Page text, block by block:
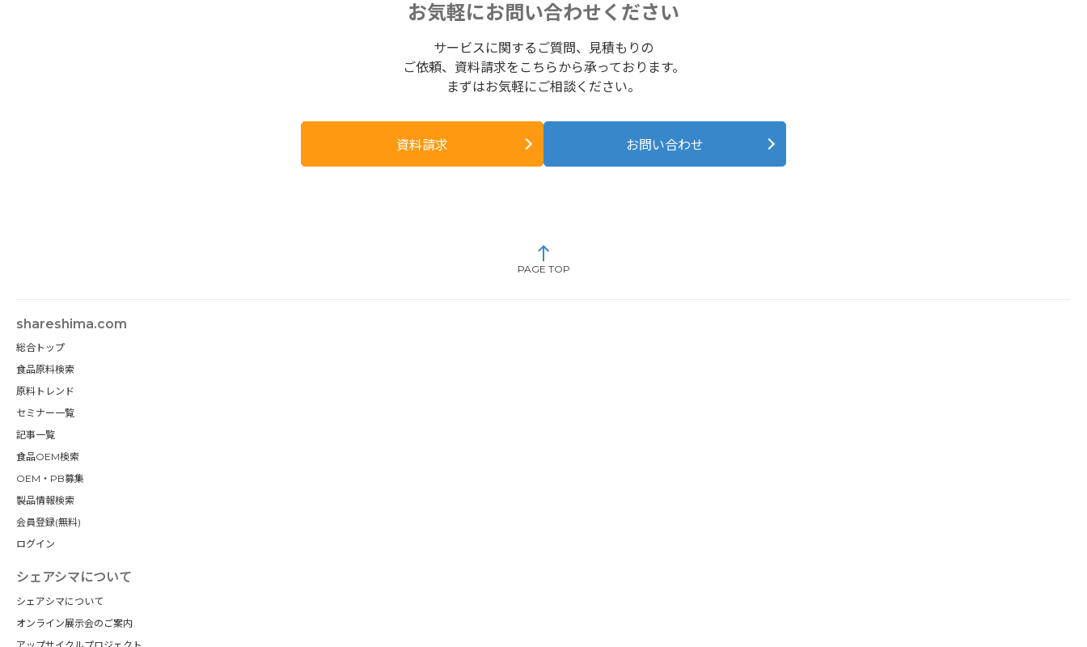
お気軽にお問い合わせください
サービスに関するご質問、見積もりの
ご依頼、資料請求をこちらから承っております。
まずはお気軽にご相談ください。
資料請求 お問い合わせ
PAGE TOP
shareshima.com
総合トップ
食品原料検索
原料トレンド
セミナー一覧
記事一覧
食品OEM検索
OEM・PB募集
製品情報検索
会員登録(無料)
ログイン
シェアシマについて
シェアシマについて
オンライン展示会のご案内